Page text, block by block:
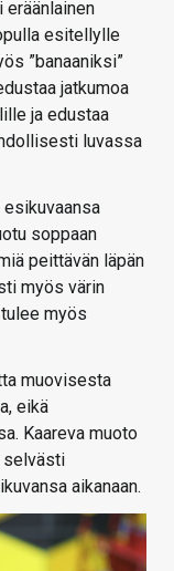
esitellylle
”banaaniksi”
jatkumoa
ja edustaa
luvassa
soppaan
peittävän läpän
myös värin
myös
muovisesta
eikä
Kaareva muoto
selvästi
aikanaan.